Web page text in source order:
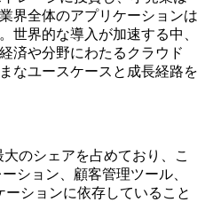
界全体のアプリケーションは
世界的な導入が加速する中、
済や分野にわたるクラウド
なユースケースと成長経路を
大のシェアを占めており、こ
ション、顧客管理ツール、
ションに依存していること